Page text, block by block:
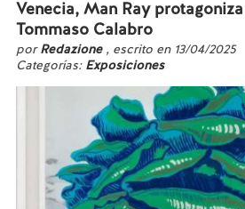
Venecia, Man Ray
Tommaso Calabro
porRedazione , escrito en 13/04/2025
Categorías: Exposiciones